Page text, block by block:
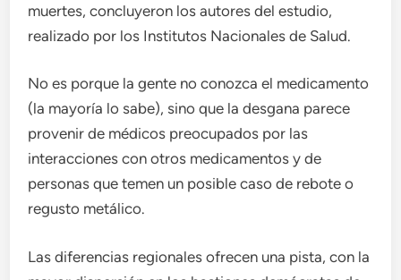
muertes, concluyeron los autores del estudio,
realizado por los Institutos Nacionales de Salud.
No es porque la gente no conozca el medicamento
(la mayoría lo sabe), sino que la desgana parece
provenir de médicos preocupados por las
interacciones con otros medicamentos y de
personas que temen un posible caso de rebote o
regusto metálico.
Las diferencias regionales ofrecen una pista, con la